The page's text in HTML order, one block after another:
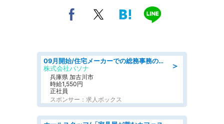
＞
09月開始/住宅メーカーでの総務事務のお仕事/駅近/車通勤可/一般事務/人事労務
株式会社パソナ
兵庫県 加古川市
時給1,550円
正社員
スポンサー：求人ボックス